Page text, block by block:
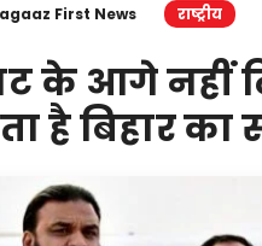
First News राष्ट्रीय
के आगे नहीं
है बिहार का